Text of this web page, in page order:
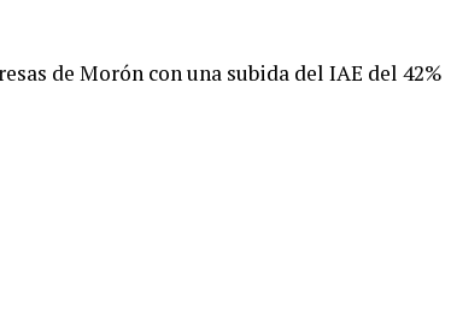
de Morón con una subida del IAE del 42%